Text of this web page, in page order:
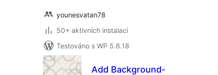
younesvatan78
50+ aktivních instalací
Testováno s WP 5.6.18
Add Background-